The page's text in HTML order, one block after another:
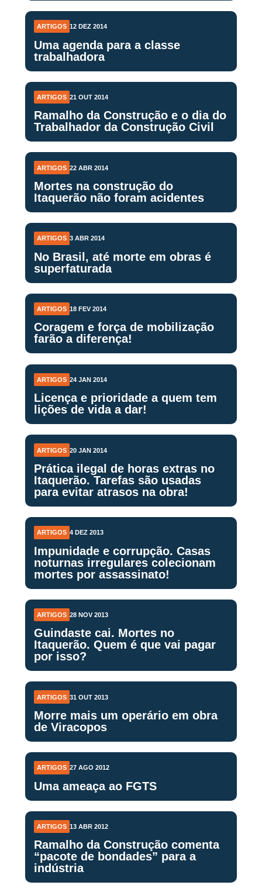
ARTIGOS 12 DEZ 2014
Uma agenda para a classe
trabalhadora
ARTIGOS 21 OUT 2014
Ramalho da Construção e o dia do
Trabalhador da Construção Civil
ARTIGOS 22 ABR 2014
Mortes na construção do
Itaquerão não foram acidentes
ARTIGOS 3 ABR 2014
No Brasil, até morte em obras é
superfaturada
ARTIGOS 18 FEV 2014
Coragem e força de mobilização
farão a diferença!
ARTIGOS 24 JAN 2014
Licença e prioridade a quem tem
lições de vida a dar!
ARTIGOS 20 JAN 2014
Prática ilegal de horas extras no
Itaquerão. Tarefas são usadas
para evitar atrasos na obra!
ARTIGOS 4 DEZ 2013
Impunidade e corrupção. Casas
noturnas irregulares colecionam
mortes por assassinato!
ARTIGOS 28 NOV 2013
Guindaste cai. Mortes no
Itaquerão. Quem é que vai pagar
por isso?
ARTIGOS 31 OUT 2013
Morre mais um operário em obra
de Viracopos
ARTIGOS 27 AGO 2012
Uma ameaça ao FGTS
ARTIGOS 13 ABR 2012
Ramalho da Construção comenta
“pacote de bondades” para a
indústria